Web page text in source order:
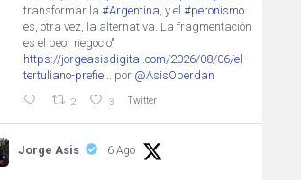
transformar la #Argentina , y el #peronismo
es, otra vez, la alternativa. La fragmentación
es el peor negocio"
https://jorgeasisdigital.com/2026/08/06/el-
tertuliano-prefie...
por @AsisOberdan
2 3 Twitter
Jorge Asis 6 Ago